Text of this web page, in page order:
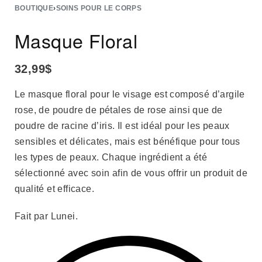
BOUTIQUE›SOINS POUR LE CORPS
Masque Floral
32,99$
Le masque floral pour le visage est composé d’argile
rose, de poudre de pétales de rose ainsi que de
poudre de racine d’iris. Il est idéal pour les peaux
sensibles et délicates, mais est bénéfique pour tous
les types de peaux. Chaque ingrédient a été
sélectionné avec soin afin de vous offrir un produit de
qualité et efficace.
Fait par Lunei.